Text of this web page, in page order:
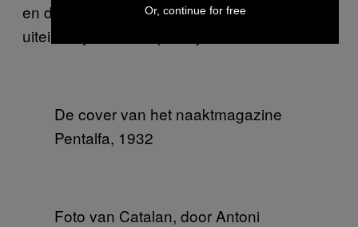
en de bevrijde secretaresse. Dat leidde
uiteindelijk tot een sprankje feminisme.
De cover van het naaktmagazine
Pentalfa, 1932
Foto van Catalan, door Antoni
Or, continue for free